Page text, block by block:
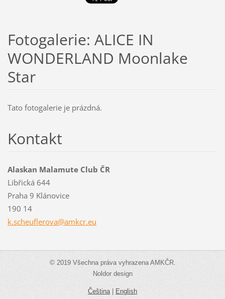
Fotogalerie: ALICE IN
WONDERLAND Moonlake
Star
Tato fotogalerie je prázdná.
Kontakt
Alaskan Malamute Club ČR
Libřická 644
Praha 9 Klánovice
190 14
k.scheuflerova@amkcr.eu
© 2019 Všechna práva vyhrazena AMKČR.
Noldor design
Čeština|English